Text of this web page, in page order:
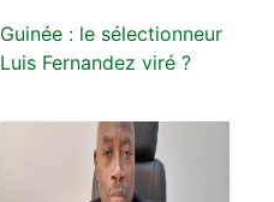
Guinée : le sélectionneur
Luis Fernandez viré ?